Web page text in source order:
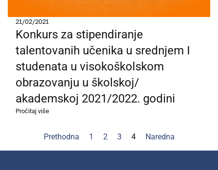
21/02/2021
Konkurs za stipendiranje
talentovanih učenika u srednjem I
studenata u visokoškolskom
obrazovanju u školskoj/
akademskoj 2021/2022. godini
Pročitaj više
Prethodna 1 2 3 4 Naredna